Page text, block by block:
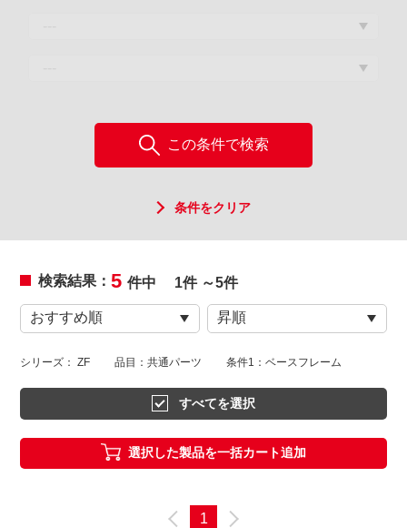
この条件で検索
条件をクリア
検索結果：5件中 1件 ～5件
シリーズ： ZF 品目：共通パーツ 条件1：ベースフレーム
すべてを選択
選択した製品を一括カート追加
1